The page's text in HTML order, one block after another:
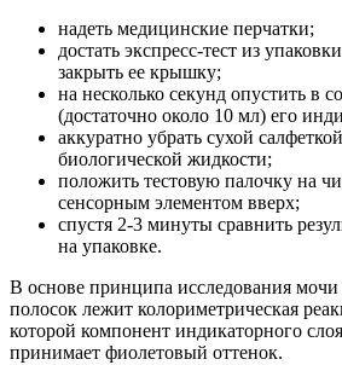
надеть медицинские перчатки;
достать экспресс-тест из
закрыть ее крышку;
на несколько секунд опустить в
(достаточно около 10 мл) его
аккуратно убрать сухой
биологической жидкости;
положить тестовую палочку на
сенсорным элементом вверх;
спустя 2-3 минуты сравнить
на упаковке.
В основе принципа исследования
полосок лежит колориметрическая
которой компонент индикаторного
принимает фиолетовый оттенок.